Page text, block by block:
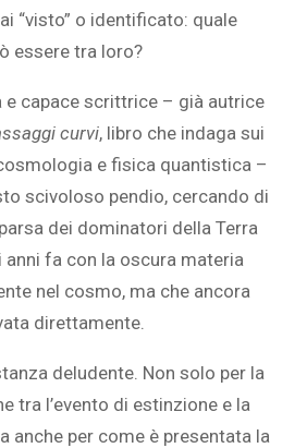
“visto” o identificato: quale
essere tra loro?
e capace scrittrice – già autrice
curvi, libro che indaga sui
e fisica quantistica –
scivoloso pendio, cercando di
dei dominatori della Terra
fa con la oscura materia
nel cosmo, ma che ancora
direttamente.
deludente. Non solo per la
tra l’evento di estinzione e la
anche per come è presentata la